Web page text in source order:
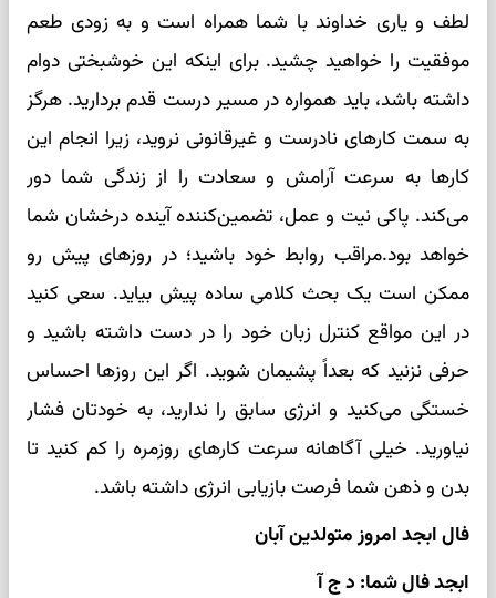
لطف و یاری خداوند با شما همراه است و به زودی طعم
موفقیت را خواهید چشید. برای اینکه این خوشبختی دوام
داشته باشد، باید همواره در مسیر درست قدم بردارید. هرگز
به سمت کارهای نادرست و غیرقانونی نروید، زیرا انجام این
کارها به سرعت آرامش و سعادت را از زندگی شما دور
می‌کند. پاکی نیت و عمل، تضمین‌کننده آینده درخشان شما
خواهد بود.مراقب روابط خود باشید؛ در روزهای پیش رو
ممکن است یک بحث کلامی ساده پیش بیاید. سعی کنید
در این مواقع کنترل زبان خود را در دست داشته باشید و
حرفی نزنید که بعداً پشیمان شوید. اگر این روزها احساس
خستگی می‌کنید و انرژی سابق را ندارید، به خودتان فشار
نیاورید. خیلی آگاهانه سرعت کارهای روزمره را کم کنید تا
بدن و ذهن شما فرصت بازیابی انرژی داشته باشد.
فال ابجد امروز متولدین آبان
ابجد فال شما: د ج آ